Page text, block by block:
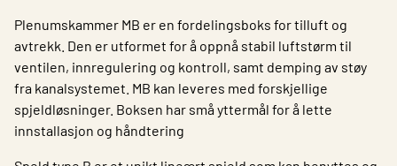
Kontakt oss
Choose languge
Plenumskammer MB er en fordelingsboks for tilluft og
avtrekk. Den er utformet for å oppnå stabil luftstørm til
ventilen, innregulering og kontroll, samt demping av støy
fra kanalsystemet. MB kan leveres med forskjellige
spjeldløsninger. Boksen har små yttermål for å lette
innstallasjon og håndtering